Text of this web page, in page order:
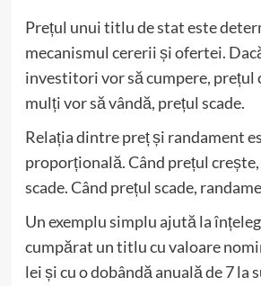
Prețul unui titlu de stat este
mecanismul cererii și ofertei.
investitori vor să cumpere, prețul
mulți vor să vândă, prețul scade.
Relația dintre preț și randament
proporțională. Când prețul
scade. Când prețul scade,
Un exemplu simplu ajută la
cumpărat un titlu cu valoare
lei și cu o dobândă anuală de 7 la